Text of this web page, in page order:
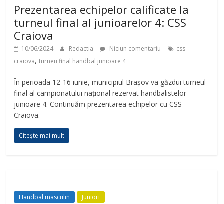
Prezentarea echipelor calificate la
turneul final al junioarelor 4: CSS
Craiova
10/06/2024 Redactia Niciun comentariu
css
craiova,turneu final handbal junioare 4
În perioada 12-16 iunie, municipiul Brașov va găzdui turneul
final al campionatului național rezervat handbalistelor
junioare 4. Continuăm prezentarea echipelor cu CSS
Craiova.
Citește mai mult
Handbal masculin Juniori